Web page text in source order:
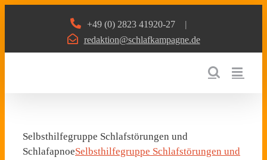
+49 (0) 2823 41920-27
|
redaktion@schlafkampagne.de
Selbsthilfegruppe Schlafstörungen und
SchlafapnoeSelbsthilfegruppe Schlafstörungen und